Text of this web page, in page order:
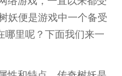
妖便是游戏中一个备受
哪里呢？下面我们来一